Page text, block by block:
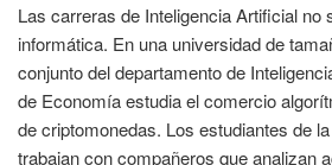
Las carreras de Inteligencia Artificial no
informática. En una universidad de
conjunto del departamento de
de Economía estudia el comercio
de criptomonedas. Los estudiantes de
trabajan con compañeros que analizan